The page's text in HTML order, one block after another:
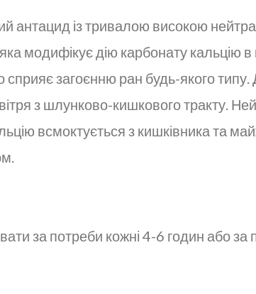
антацид із тривалою високою
модифікує дію карбонату кальцію
сприяє загоєнню ран будь-якого
з шлунково-кишкового тракту.
всмоктується з кишківника та
за потреби кожні 4-6 годин або